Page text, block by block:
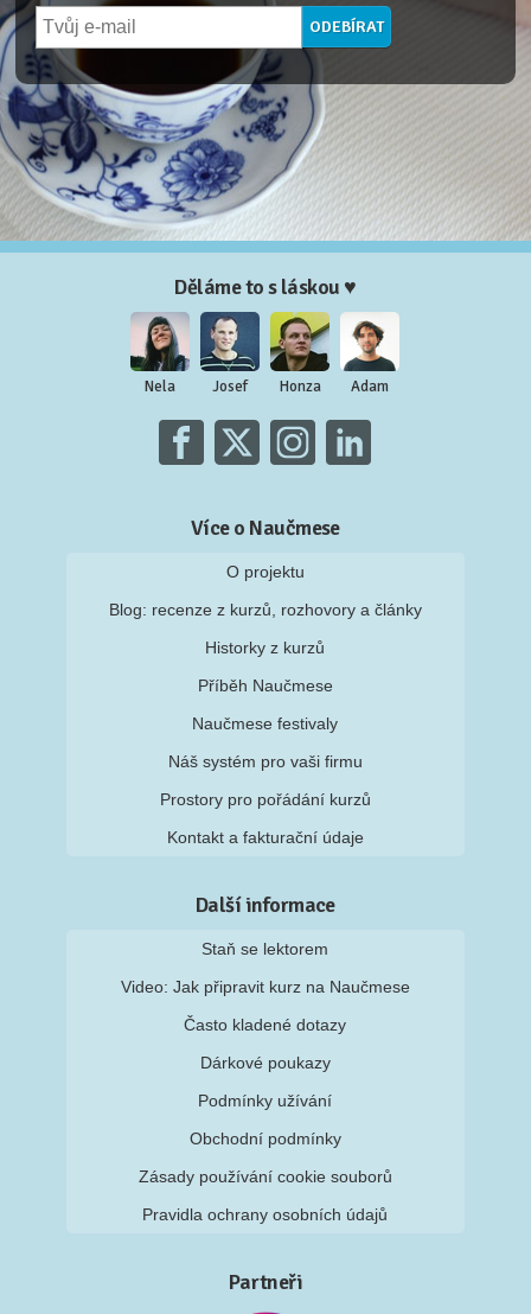
Děláme to s láskou ♥
Nela Josef Honza Adam
Více o Naučmese
O projektu
Blog: recenze z kurzů, rozhovory a články
Historky z kurzů
Příběh Naučmese
Naučmese festivaly
Náš systém pro vaši firmu
Prostory pro pořádání kurzů
Kontakt a fakturační údaje
Další informace
Staň se lektorem
Video: Jak připravit kurz na Naučmese
Často kladené dotazy
Dárkové poukazy
Podmínky užívání
Obchodní podmínky
Zásady používání cookie souborů
Pravidla ochrany osobních údajů
Partneři